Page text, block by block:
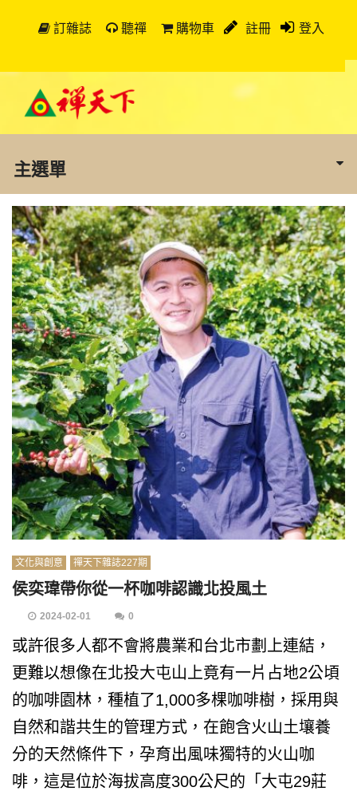
訂雜誌 聽禪 購物車 註冊 登入
主選單
文化與創意 禪天下雜誌227期
侯奕瑋帶你從一杯咖啡認識北投風土
2024-02-01 0
或許很多人都不會將農業和台北市劃上連結，
更難以想像在北投大屯山上竟有一片占地2公頃
的咖啡園林，種植了1,000多棵咖啡樹，採用與
自然和諧共生的管理方式，在飽含火山土壤養
分的天然條件下，孕育出風味獨特的火山咖
啡，這是位於海拔高度300公尺的「大屯29莊